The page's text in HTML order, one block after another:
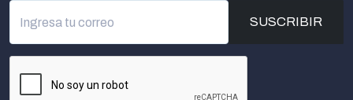
SUSCRIBIR